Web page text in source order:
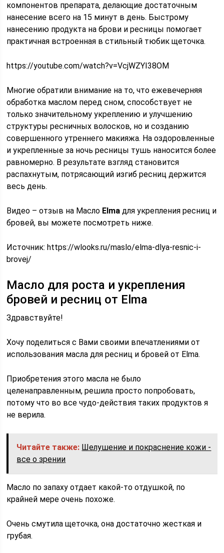
компонентов препарата, делающие достаточным
нанесение всего на 15 минут в день. Быстрому
нанесению продукта на брови и ресницы помогает
практичная встроенная в стильный тюбик щеточка.
https://youtube.com/watch?v=VcjWZYI38OM
Многие обратили внимание на то, что ежевечерняя
обработка маслом перед сном, способствует не
только значительному укреплению и улучшению
структуры ресничных волосков, но и созданию
совершенного утреннего макияжа. На оздоровленные
и укрепленные за ночь ресницы тушь наносится более
равномерно. В результате взгляд становится
распахнутым, потрясающий изгиб ресниц держится
весь день.
Видео – отзыв на Масло Elma для укрепления ресниц и
бровей, вы можете посмотреть ниже.
Источник:https://wlooks.ru/maslo/elma-dlya-resnic-i-
brovej/
Масло для роста и укрепления
бровей и ресниц от Elma
Здравствуйте!
Хочу поделиться с Вами своими впечатлениями от
использования масла для ресниц и бровей от Elma.
Приобретения этого масла не было
целенаправленным, решила просто попробовать,
потому что во все чудо-действия таких продуктов я
не верила.
Читайте также: Шелушение и покраснение кожи -
все о зрении
Масло по запаху отдает какой-то отдушкой, по
крайней мере очень похоже.
Очень смутила щеточка, она достаточно жесткая и
грубая.